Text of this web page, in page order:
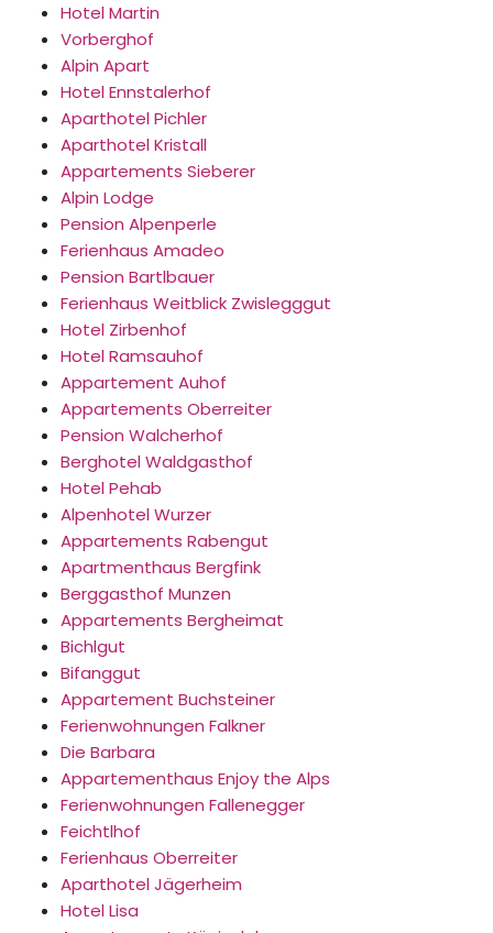
Hotel Martin
Vorberghof
Alpin Apart
Hotel Ennstalerhof
Aparthotel Pichler
Aparthotel Kristall
Appartements Sieberer
Alpin Lodge
Pension Alpenperle
Ferienhaus Amadeo
Pension Bartlbauer
Ferienhaus Weitblick Zwislegggut
Hotel Zirbenhof
Hotel Ramsauhof
Appartement Auhof
Appartements Oberreiter
Pension Walcherhof
Berghotel Waldgasthof
Hotel Pehab
Alpenhotel Wurzer
Appartements Rabengut
Apartmenthaus Bergfink
Berggasthof Munzen
Appartements Bergheimat
Bichlgut
Bifanggut
Appartement Buchsteiner
Ferienwohnungen Falkner
Die Barbara
Appartementhaus Enjoy the Alps
Ferienwohnungen Fallenegger
Feichtlhof
Ferienhaus Oberreiter
Aparthotel Jägerheim
Hotel Lisa